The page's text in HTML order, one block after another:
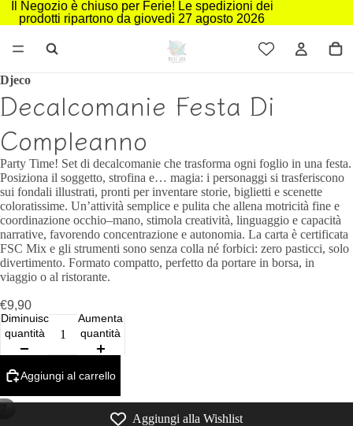
Il Negozio è chiuso per Ferie! Le spedizioni dei
prodotti ripartono da giovedì 27 agosto 2026
7
Djeco
Decalcomanie Festa Di
Compleanno
Party Time! Set di decalcomanie che trasforma ogni foglio in una festa.
Posiziona il soggetto, strofina e… magia: i personaggi si trasferiscono
sui fondali illustrati, pronti per inventare storie, biglietti e scenette
coloratissime. Un’attività semplice e pulita che allena motricità fine e
coordinazione occhio–mano, stimola creatività, linguaggio e capacità
narrative, favorendo concentrazione e autonomia. La carta è certificata
FSC Mix e gli strumenti sono senza colla né forbici: zero pasticci, solo
divertimento. Formato compatto, perfetto da portare in borsa, in
viaggio o al ristorante.
€9,90
Diminuisci
quantità
Aumenta
quantità
Aggiungi al carrello
Aggiungi alla Wishlist